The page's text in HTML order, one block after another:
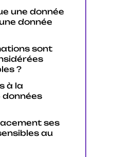
une donnée
donnée
sont
?
à la
ses
au